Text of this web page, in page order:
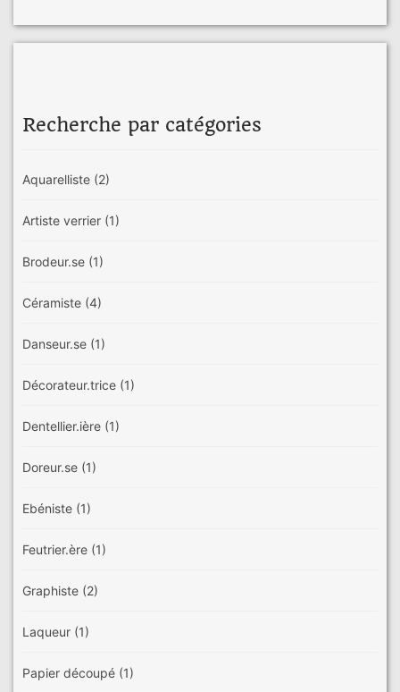
Recherche par catégories
Aquarelliste (2)
Artiste verrier (1)
Brodeur.se (1)
Céramiste (4)
Danseur.se (1)
Décorateur.trice (1)
Dentellier.ière (1)
Doreur.se (1)
Ebéniste (1)
Feutrier.ère (1)
Graphiste (2)
Laqueur (1)
Papier découpé (1)